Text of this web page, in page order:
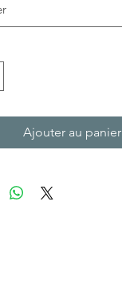
Ajouter au panier